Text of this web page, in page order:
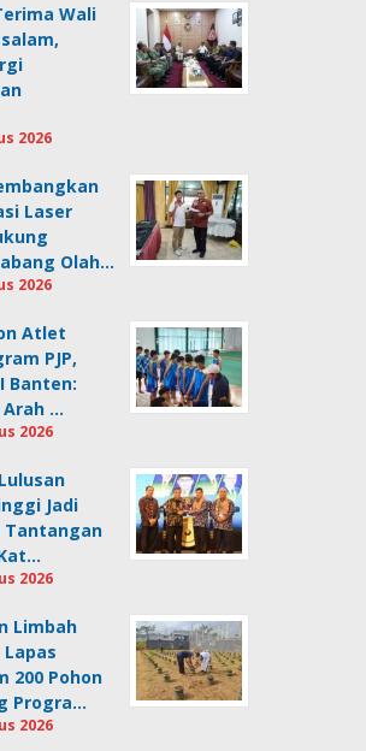
Wali
2026
Laser
Olah…
2026
Atlet
PJP,
Banten:
…
2026
Jadi
Tantangan
2026
Limbah
Lapas
200 Pohon
Progra…
2026